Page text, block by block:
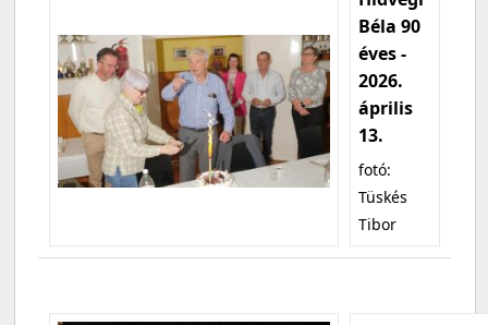
Béla 90
éves -
2026.
április
13.
fotó:
Tüskés
Tibor